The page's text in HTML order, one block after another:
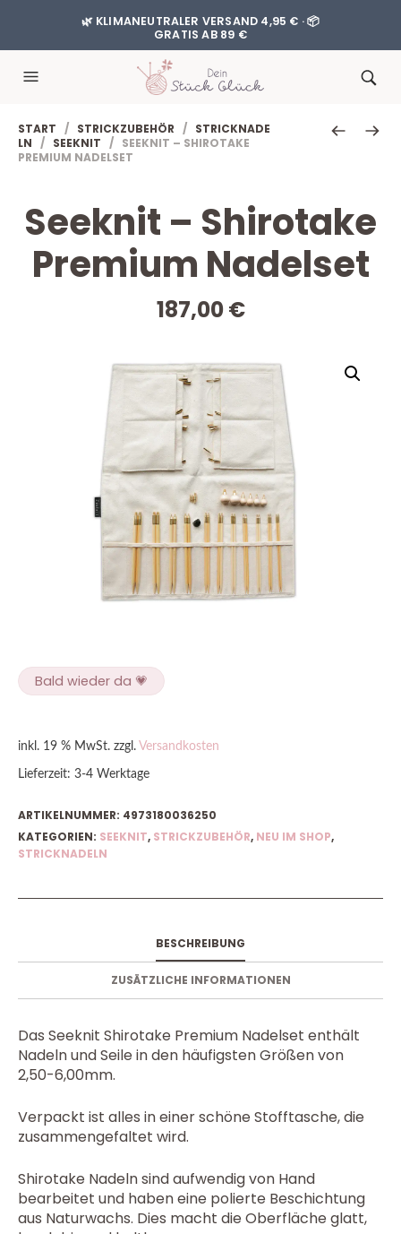
🌿 KLIMANEUTRALER VERSAND 4,95 € · 📦
GRATIS AB 89 €
START / STRICKZUBEHÖR / STRICKNADE
LN / SEEKNIT / SEEKNIT – SHIROTAKE
PREMIUM NADELSET
Seeknit – Shirotake
Premium Nadelset
187,00€
Bald wieder da 💗
inkl. 19 % MwSt. zzgl. Versandkosten
Lieferzeit: 3-4 Werktage
ARTIKELNUMMER: 4973180036250
KATEGORIEN: SEEKNIT, STRICKZUBEHÖR, NEU IM SHOP,
STRICKNADELN
BESCHREIBUNG
ZUSÄTZLICHE INFORMATIONEN
Das Seeknit Shirotake Premium Nadelset enthält
Nadeln und Seile in den häufigsten Größen von
2,50-6,00mm.
Verpackt ist alles in einer schöne Stofftasche, die
zusammengefaltet wird.
Shirotake Nadeln sind aufwendig von Hand
bearbeitet und haben eine polierte Beschichtung
aus Naturwachs. Dies macht die Oberfläche glatt,